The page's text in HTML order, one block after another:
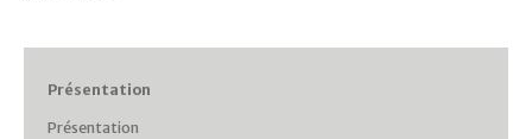
Présentation
Présentation